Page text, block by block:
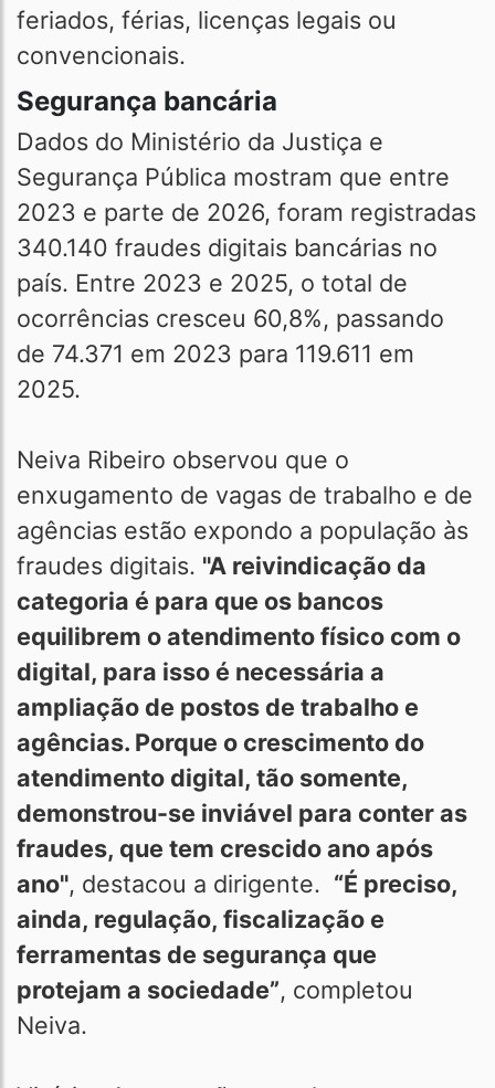
feriados, férias, licenças legais ou
convencionais.
Segurança bancária
Dados do Ministério da Justiça e
Segurança Pública mostram que entre
2023 e parte de 2026, foram registradas
340.140 fraudes digitais bancárias no
país. Entre 2023 e 2025, o total de
ocorrências cresceu 60,8%, passando
de 74.371 em 2023 para 119.611 em
2025.
Neiva Ribeiro observou que o
enxugamento de vagas de trabalho e de
agências estão expondo a população às
fraudes digitais. "A reivindicação da
categoria é para que os bancos
equilibrem o atendimento físico com o
digital, para isso é necessária a
ampliação de postos de trabalho e
agências. Porque o crescimento do
atendimento digital, tão somente,
demonstrou-se inviável para conter as
fraudes, que tem crescido ano após
ano", destacou a dirigente. “É preciso,
ainda, regulação, fiscalização e
ferramentas de segurança que
protejam a sociedade”, completou
Neiva.